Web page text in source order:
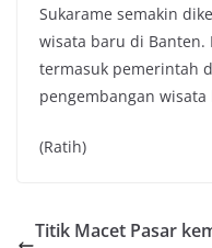
Sukarame semakin
wisata baru di Banten.
termasuk pemerintah
pengembangan
(Ratih)
Titik Macet Pasar